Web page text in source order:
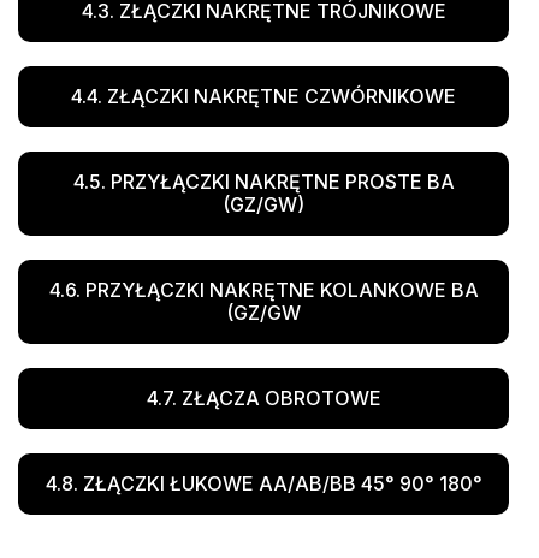
5. Końcówki do myjek, specjalne & OEM
6. Węże hydrauliczne, rury precyzyjne i inne
7. Szybkozłącza
8. Uchwyty Uszczelnienia Zawory
9. Interlock 4SH/6SH
Króćce spaw. do siłowników
4.3. ZŁĄCZKI NAKRĘTNE TRÓJNIKOWE
4.4. ZŁĄCZKI NAKRĘTNE CZWÓRNIKOWE
4.5. PRZYŁĄCZKI NAKRĘTNE PROSTE BA
(GZ/GW)
4.6. PRZYŁĄCZKI NAKRĘTNE KOLANKOWE BA
(GZ/GW
4.7. ZŁĄCZA OBROTOWE
4.8. ZŁĄCZKI ŁUKOWE AA/AB/BB 45° 90° 180°